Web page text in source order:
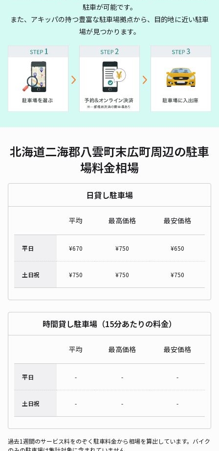
駐車が可能です。
また、アキッパの持つ豊富な駐車場拠点から、目的地に近い駐車
場が見つかります。
北海道二海郡八雲町末広町周辺の駐車
場料金相場
日貸し駐車場
平均 最高価格 最安価格
平日 ¥670 ¥750 ¥650
土日祝 ¥750 ¥750 ¥750
時間貸し駐車場（15分あたりの料金）
平均 最高価格 最安価格
平日 - - -
土日祝 - - -
過去1週間のサービス料をのぞく駐車料金から相場を算出しています。バイク